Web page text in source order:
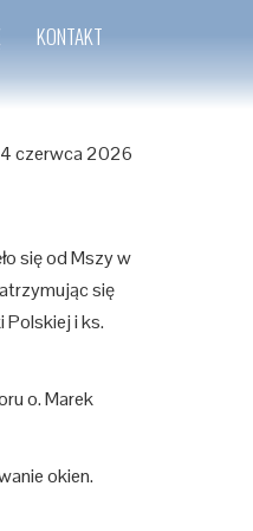
KONTAKT
4 czerwca 2026
się od Mszy w
się
Polskiej i ks.
o. Marek
okien.